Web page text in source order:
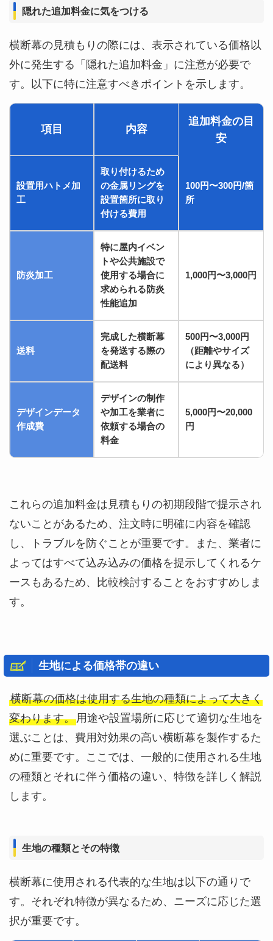
隠れた追加料金に気をつける
横断幕の見積もりの際には、表示されている価格以
外に発生する「隠れた追加料金」に注意が必要で
す。以下に特に注意すべきポイントを示します。
項目 内容
追加料金の目
安
設置用ハトメ加
工
取り付けるため
の金属リングを
設置箇所に取り
付ける費用
100円〜300円/箇
所
防炎加工
特に屋内イベン
トや公共施設で
使用する場合に
求められる防炎
性能追加
1,000円〜3,000円
送料
完成した横断幕
を発送する際の
配送料
500円〜3,000円
（距離やサイズ
により異なる）
デザインデータ
作成費
デザインの制作
や加工を業者に
依頼する場合の
料金
5,000円〜20,000
円
これらの追加料金は見積もりの初期段階で提示され
ないことがあるため、注文時に明確に内容を確認
し、トラブルを防ぐことが重要です。また、業者に
よってはすべて込み込みの価格を提示してくれるケ
ースもあるため、比較検討することをおすすめしま
す。
生地による価格帯の違い
横断幕の価格は使用する生地の種類によって大きく
変わります。用途や設置場所に応じて適切な生地を
選ぶことは、費用対効果の高い横断幕を製作するた
めに重要です。ここでは、一般的に使用される生地
の種類とそれに伴う価格の違い、特徴を詳しく解説
します。
生地の種類とその特徴
横断幕に使用される代表的な生地は以下の通りで
す。それぞれ特徴が異なるため、ニーズに応じた選
択が重要です。